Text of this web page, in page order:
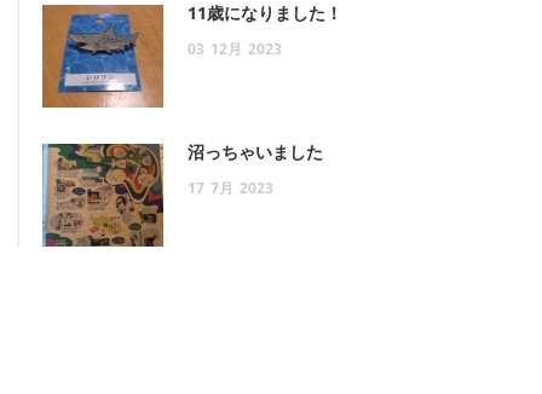
11歳になりました！
03 12月 2023
沼っちゃいました
17 7月 2023